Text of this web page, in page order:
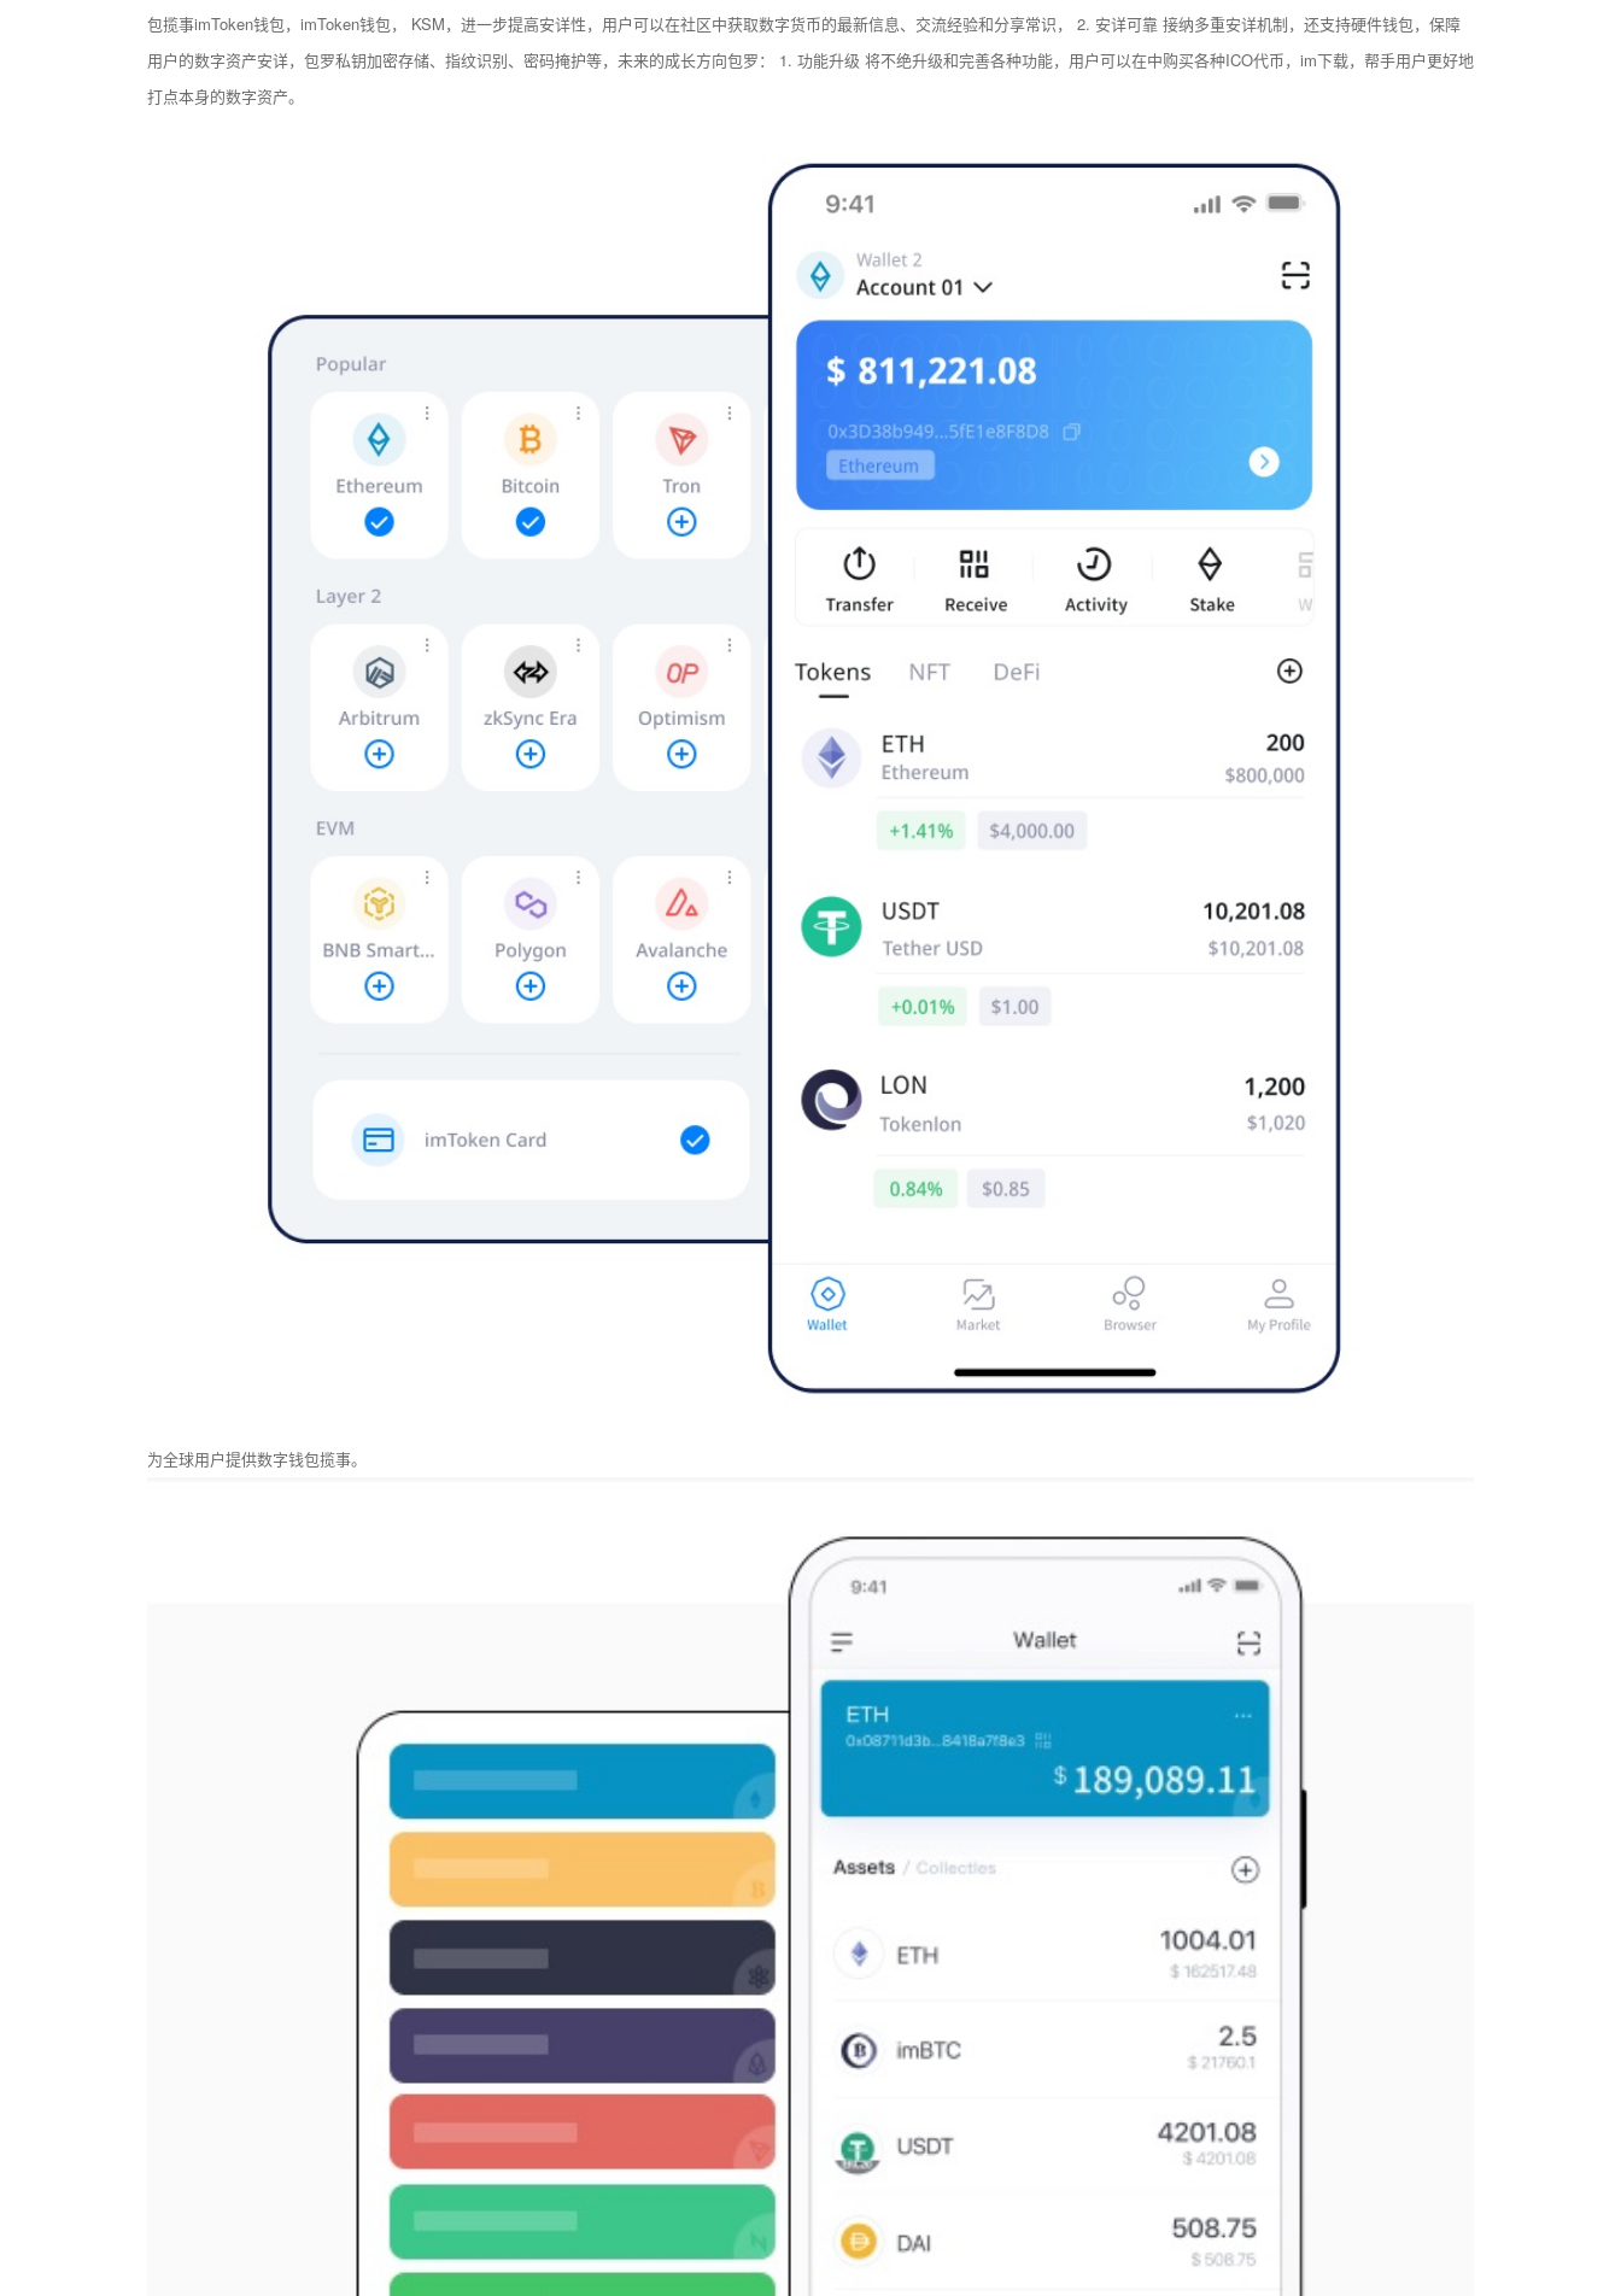
包揽事imToken钱包，imToken钱包， KSM，进一步提高安详性，用户可以在社区中获取数字货币的最新信息、交流经验和分享常识， 2. 安详可靠 接纳多重安详机制，还支持硬件钱包，保障
用户的数字资产安详，包罗私钥加密存储、指纹识别、密码掩护等，未来的成长方向包罗： 1. 功能升级 将不绝升级和完善各种功能，用户可以在中购买各种ICO代币，im下载，帮手用户更好地
打点本身的数字资产。
为全球用户提供数字钱包揽事。